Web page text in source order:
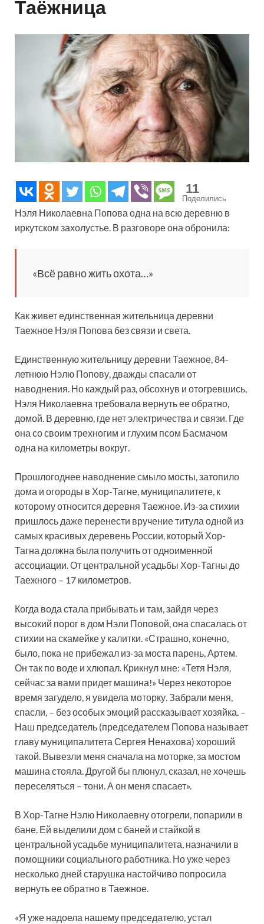
Таёжница
11
Поделились
Нэля Николаевна Попова одна на всю деревню в
иркутском захолустье. В разговоре она обронила:
«Всё равно жить охота…»
Как живет единственная жительница деревни
Таежное Нэля Попова без связи и света.
Единственную жительницу деревни Таежное, 84-
летнюю Нэлю Попову, дважды спасали от
наводнения. Но каждый раз, обсохнув и отогревшись,
Нэля Николаевна требовала вернуть ее обратно,
домой. В деревню, где нет электричества и связи. Где
она со своим трехногим и глухим псом Басмачом
одна на километры вокруг.
Прошлогоднее наводнение смыло мосты, затопило
дома и огороды в Хор-Тагне, муниципалитете, к
которому относится деревня Таежное. Из-за стихии
пришлось даже перенести вручение титула одной из
самых красивых деревень России, который Хор-
Тагна должна была получить от одноименной
ассоциации. От центральной усадьбы Хор-Тагны до
Таежного – 17 километров.
Когда вода стала прибывать и там, зайдя через
высокий порог в дом Нэли Поповой, она спасалась от
стихии на скамейке у калитки. «Страшно, конечно,
было, пока не прибежал из-за моста парень, Артем.
Он так по воде и хлюпал. Крикнул мне: «Тетя Нэля,
сейчас за вами придет машина!» Через некоторое
время загудело, я увидела моторку. Забрали меня,
спасли, – без особых эмоций рассказывает хозяйка. –
Наш председатель (председателем Попова называет
главу муниципалитета Сергея Ненахова) хороший
такой. Вывезли меня сначала на моторке, за мостом
машина стояла. Другой бы плюнул, сказал, не хочешь
переселяться – тони. А он меня спасает».
В Хор-Тагне Нэлю Николаевну отогрели, попарили в
бане. Ей выделили дом с баней и стайкой в
центральной усадьбе муниципалитета, назначили в
помощники социального работника. Но уже через
несколько дней старушка настойчиво попросила
вернуть ее обратно в Таежное.
«Я уже надоела нашему председателю, устал